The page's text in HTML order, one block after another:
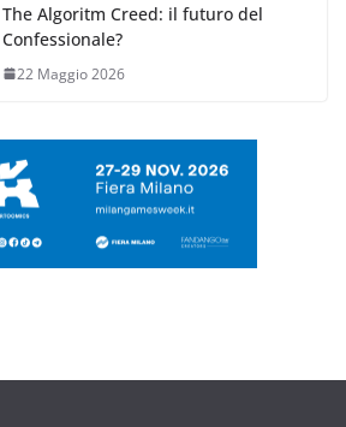
The Algoritm Creed: il futuro del
Confessionale?
22 Maggio 2026